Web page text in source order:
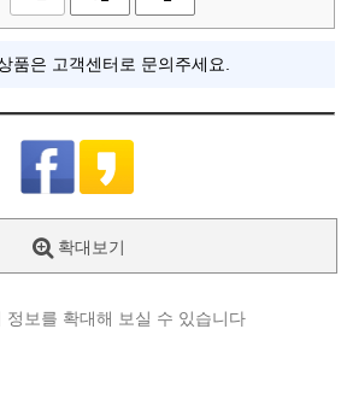
품은 고객센터로 문의주세요.
확대보기
정보를 확대해 보실 수 있습니다